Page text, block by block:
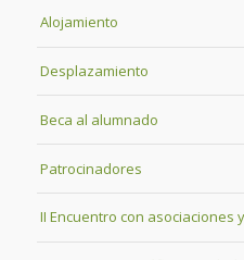
Alojamiento
Desplazamiento
Beca al alumnado
Patrocinadores
II Encuentro con asociaciones